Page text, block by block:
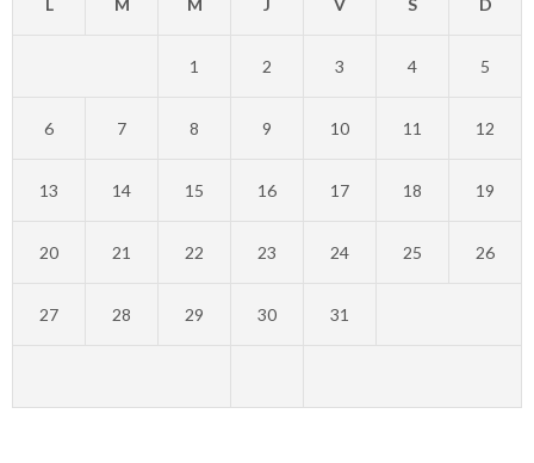
L M M J V S D
1 2 3 4 5
6 7 8 9 10 11 12
13 14 15 16 17 18 19
20 21 22 23 24 25 26
27 28 29 30 31